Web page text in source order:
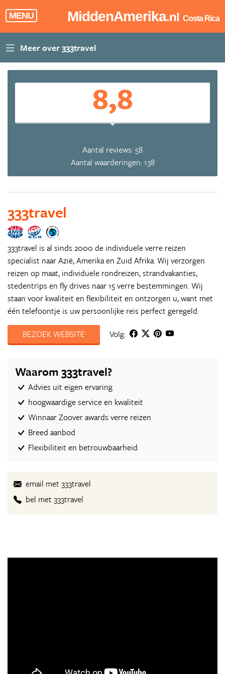
MENU MiddenAmerika.nl Costa Rica
8,8
Aantal reviews: 58
Aantal waarderingen: 138
333travel
333travel is al sinds 2000 de individuele verre reizen
specialist naar Azië, Amerika en Zuid Afrika. Wij verzorgen
reizen op maat, individuele rondreizen, strandvakanties,
stedentrips en fly drives naar 15 verre bestemmingen. Wij
staan voor kwaliteit en flexibiliteit en ontzorgen u, want met
één telefoontje is uw persoonlijke reis perfect geregeld.
BEZOEK WEBSITE
Volg:
Waarom 333travel?
Advies uit eigen ervaring
hoogwaardige service en kwaliteit
Winnaar Zoover awards verre reizen
Breed aanbod
Flexibiliteit en betrouwbaarheid
email met 333travel
bel met 333travel